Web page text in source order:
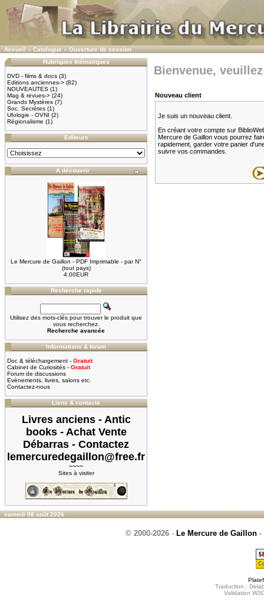
Accueil»Catalogue»Ouverture de session
Rubriques thématiques
DVD - films & docs (3)
Editions anciennes-> (82)
NOUVEAUTES (1)
Mag & revues-> (24)
Grands Mystères (7)
Soc. Secrètes (1)
Ufologie - OVNI (2)
Régionalisme (1)
Editeurs
A découvrir
Le Mercure de Gaillon - PDF Imprimable - par N°
(tout pays)
4.00EUR
Recherche rapide
Utilisez des mots-clés pour trouver le produit que
vous recherchez.
Recherche avancée
Informations & forum
Doc & téléchargement - Gratuit
Cabinet de Curiosités - Gratuit
Forum de discussions
Evènements, livres, salons etc.
Contactez-nous
Liens & contacts
Livres anciens - Antic
books - Achat Vente
Débarras - Contactez
lemercuredegaillon@free.fr
~~~~
Sites à visiter
Bienvenue,
Nouveau client
Je suis un nouveau client.
En créant votre compte sur
Mercure de Gaillon vous pourrez
rapidement, garder votre panier
suivre vos commandes.
samedi 08 août 2026
© 2000-2026 - Le Mercure de Gaillon -
Traduction :
Validation